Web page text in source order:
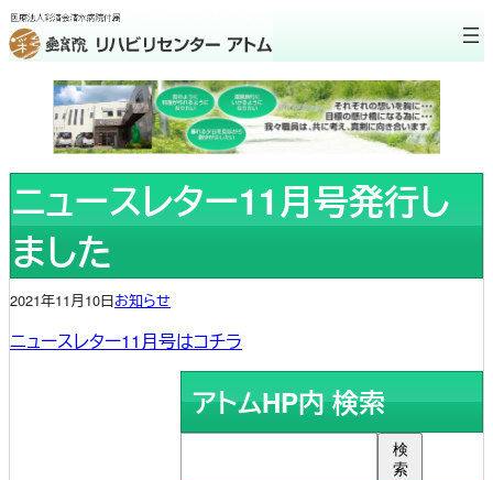
内
容
プ
ニュースレター11月号発行し
ました
2021年11月10日お知らせ
ニュースレター11月号はコチラ
アトムHP内 検索
検
索